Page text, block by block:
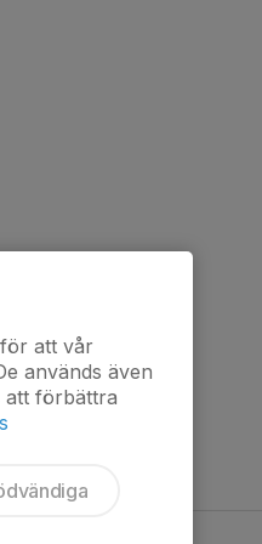
att vår
används även
att förbättra